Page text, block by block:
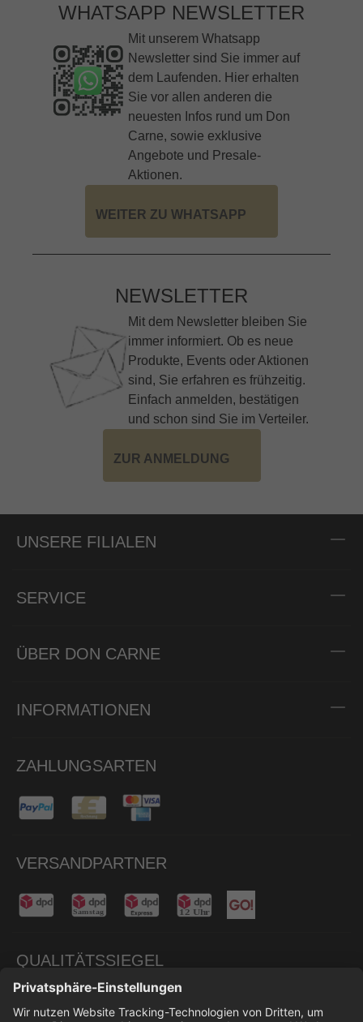
WHATSAPP NEWSLETTER
Mit unserem Whatsapp
Newsletter sind Sie immer auf
dem Laufenden. Hier erhalten
Sie vor allen anderen die
neuesten Infos rund um Don
Carne, sowie exklusive
Angebote und Presale-
Aktionen.
WEITER ZU WHATSAPP
NEWSLETTER
Mit dem Newsletter bleiben Sie
immer informiert. Ob es neue
Produkte, Events oder Aktionen
sind, Sie erfahren es frühzeitig.
Einfach anmelden, bestätigen
und schon sind Sie im Verteiler.
ZUR ANMELDUNG
UNSERE FILIALEN
SERVICE
ÜBER DON CARNE
INFORMATIONEN
ZAHLUNGSARTEN
VERSANDPARTNER
QUALITÄTSSIEGEL